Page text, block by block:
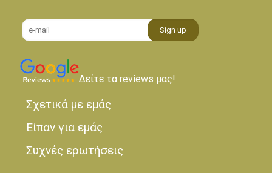
Δείτε τα reviews μας!
Σχετικά με εμάς
Είπαν για εμάς
Συχνές ερωτήσεις